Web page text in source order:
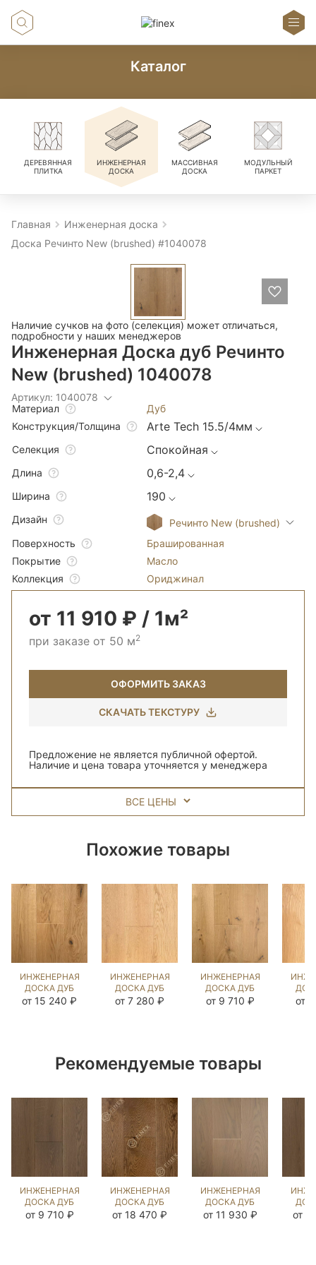
Каталог
ДЕРЕВЯННАЯ
ПЛИТКА
ИНЖЕНЕРНАЯ
ДОСКА
МАССИВНАЯ
ДОСКА
МОДУЛЬНЫЙ
ПАРКЕТ
Главная
Инженерная доска
Доска Речинто New (brushed) #1040078
Наличие сучков на фото (селекция) может отличаться,
подробности у наших менеджеров
Инженерная Доска дуб Речинто
New (brushed) 1040078
Артикул: 1040078
Материал
Дуб
Конструкция/Толщина
Arte Tech 15.5/4мм
Селекция Спокойная
Длина 0,6-2,4
Ширина 190
Дизайн
Речинто New (brushed)
Поверхность
Брашированная
Покрытие
Масло
Коллекция
Ориджинал
от 11 910 ₽ / 1м²
при заказе от 50 м2
ОФОРМИТЬ ЗАКАЗ
СКАЧАТЬ ТЕКСТУРУ
Предложение не является публичной офертой.
Наличие и цена товара уточняется у менеджера
ВСЕ ЦЕНЫ
Похожие товары
ИНЖЕНЕРНАЯ
ДОСКА ДУБ
НАТУРАЛЬНЫЙ
от 15 240 ₽
ИНЖЕНЕРНАЯ
ДОСКА ДУБ
UNFINISHED
от 7 280 ₽
ИНЖЕНЕРНАЯ
ДОСКА ДУБ
НАТУРАЛЬНЫЙ
от 9 710 ₽ от
Рекомендуемые товары
ИНЖЕНЕРНАЯ
ДОСКА ДУБ
БЬЁРН
от 9 710 ₽
ИНЖЕНЕРНАЯ
ДОСКА ДУБ
ЭСТЕЙТ NEW
от 18 470 ₽
ИНЖЕНЕРНАЯ
ДОСКА ДУБ
РАТЛИН
от 11 930 ₽ от